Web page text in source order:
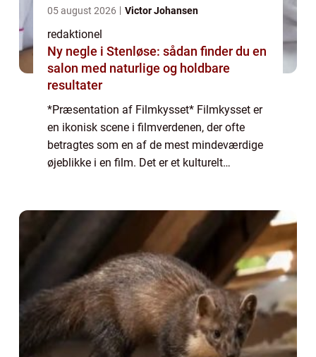
05 august 2026 Victor Johansen
redaktionel
Ny negle i Stenløse: sådan finder du en
salon med naturlige og holdbare
resultater
*Præsentation af Filmkysset* Filmkysset er
en ikonisk scene i filmverdenen, der ofte
betragtes som en af de mest mindeværdige
øjeblikke i en film. Det er et kulturelt